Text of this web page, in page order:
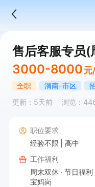
售后客服专员(
3000-8000 元
全职 渭南-市区
更新：5天前
浏览：
职位要求
经验不限
高中
工作福利
周末双休
节日福利
宝妈岗